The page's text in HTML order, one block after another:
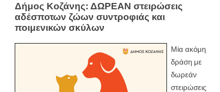
Δήμος Κοζάνης: ΔΩΡΕΑΝ στειρώσεις
αδέσποτων ζώων συντροφιάς και
ποιμενικών σκύλων
Μία ακόμη
δράση με
δωρεάν
στειρώσεις